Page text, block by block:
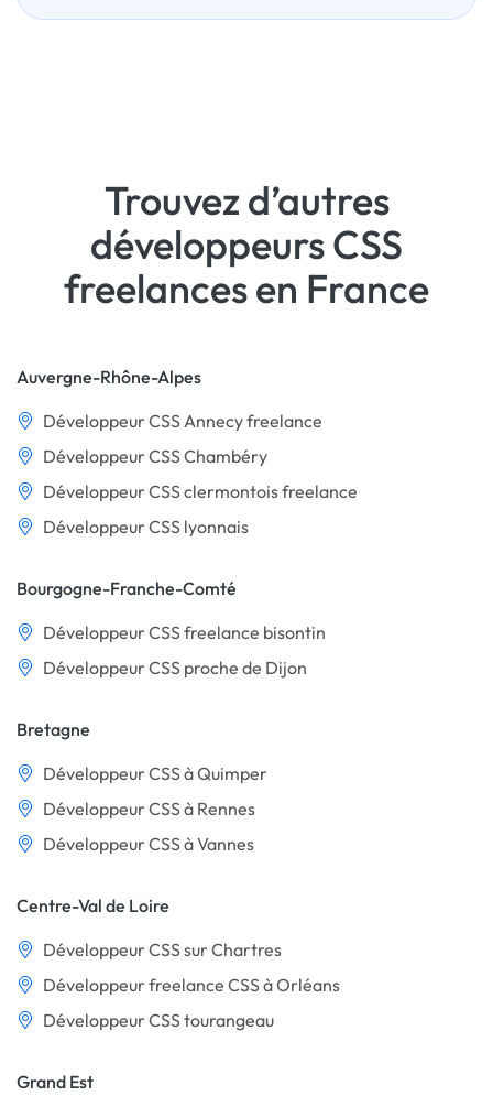
Trouvez d’autres
développeurs CSS
freelances en France
Auvergne-Rhône-Alpes
Développeur CSS Annecy freelance
Développeur CSS Chambéry
Développeur CSS clermontois freelance
Développeur CSS lyonnais
Bourgogne-Franche-Comté
Développeur CSS freelance bisontin
Développeur CSS proche de Dijon
Bretagne
Développeur CSS à Quimper
Développeur CSS à Rennes
Développeur CSS à Vannes
Centre-Val de Loire
Développeur CSS sur Chartres
Développeur freelance CSS à Orléans
Développeur CSS tourangeau
Grand Est